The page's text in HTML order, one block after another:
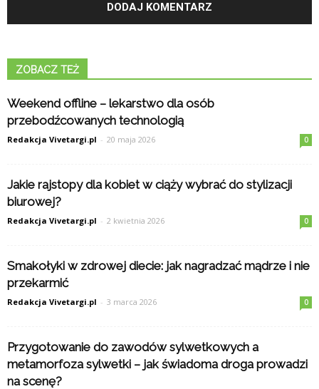
ZOBACZ TEŻ
Weekend offline – lekarstwo dla osób
przebodźcowanych technologią
Redakcja Vivetargi.pl - 20 maja 2026 0
Jakie rajstopy dla kobiet w ciąży wybrać do stylizacji
biurowej?
Redakcja Vivetargi.pl - 2 kwietnia 2026 0
Smakołyki w zdrowej diecie: jak nagradzać mądrze i nie
przekarmić
Redakcja Vivetargi.pl - 3 marca 2026 0
Przygotowanie do zawodów sylwetkowych a
metamorfoza sylwetki – jak świadoma droga prowadzi
na scenę?